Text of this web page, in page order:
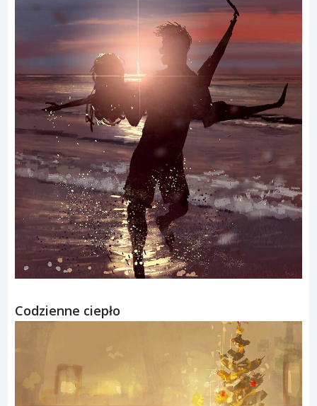
Codzienne ciepło